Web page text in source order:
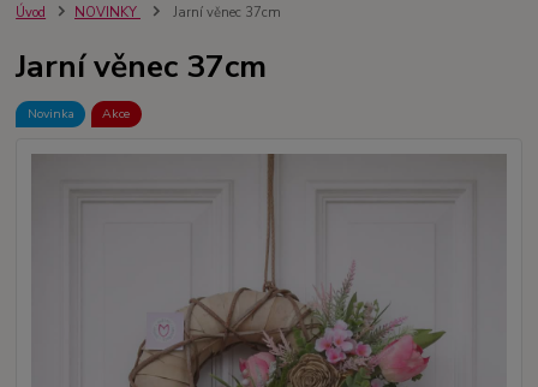
Úvod NOVINKY Jarní věnec 37cm
Jarní věnec 37cm
Novinka Akce